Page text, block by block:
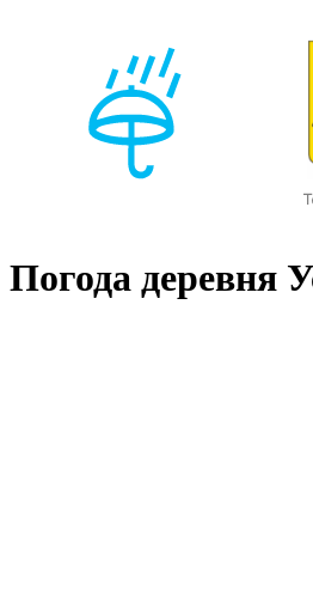
Погода деревня